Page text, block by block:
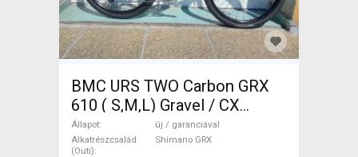
BMC URS TWO Carbon GRX
610 ( S,M,L) Gravel / CX
Shimano GRX tárcsafék új /
garanciával ELADÓ
Állapot
új / garanciával
Alkatrészcsalád
(Outi)
Shimano GRX